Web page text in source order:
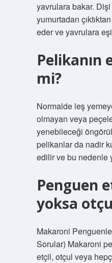
yavrulara bakar.
yumurtadan
eder ve yavrulara
Pelikanın
mi?
Normalde leş
olmayan veya
yenebileceği
pelikanlar da nadir
edilir ve bu nedenle
Penguen
yoksa
Makaroni
Sorular) Makaroni
etçil, otçul veya